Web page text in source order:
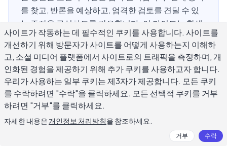
를 찾고, 반론을 예상하고, 엄격한 검토를 견딜 수 있
는 주장을 구성하도록 강요합니다. 이 가이드는 학생,
전문가, 창의적 맥락을 아우르는 50개의 프롬프트를
다루며, 모든 세션에서 최대한 활용하기 위한 실용적
인 조언을 제공합니다.
효과적인 설득적 글쓰기 프롬프트의 요
소는 무엇인가요?
사이트가 작동하는 데 필수적인 쿠키를 사용합니다. 사이트를
개선하기 위해 방문자가 사이트를 어떻게 사용하는지 이해하
고, 소셜 미디어 플랫폼에서 사이트로의 트래픽을 측정하며, 개
인화된 경험을 제공하기 위해 추가 쿠키를 사용하고자 합니다.
우리가 사용하는 일부 쿠키는 제3자가 제공합니다. 모든 쿠키
를 수락하려면 "수락"을 클릭하세요. 모든 선택적 쿠키를 거부
하려면 "거부"를 클릭하세요.
자세한 내용은 개인정보 처리방침을 참조하세요.
거부 수락